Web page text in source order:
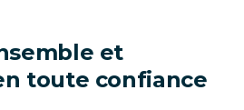
et
toute confiance